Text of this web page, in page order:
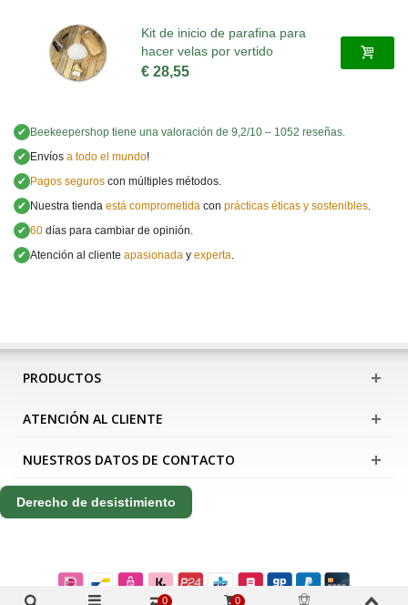
Kit de inicio de parafina para
hacer velas por vertido
€ 28,55
✔ Beekeepershop tiene una valoración de 9,2/10 – 1052 reseñas.
✔ Envíos a todo el mundo!
✔ Pagos seguros con múltiples métodos.
✔ Nuestra tienda está comprometida con prácticas éticas y sostenibles
✔ 60 días para cambiar de opinión.
✔ Atención al cliente apasionada y experta
PRODUCTOS
ATENCIÓN AL CLIENTE
NUESTROS DATOS DE CONTACTO
Derecho de desistimiento
0 0